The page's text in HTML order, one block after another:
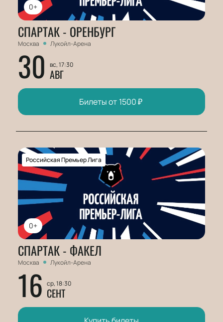
0+
СПАРТАК - ОРЕНБУРГ
Москва Лукойл-Арена
30 вс, 17:30
АВГ
Билеты от 1500₽
0+
Российская Премьер Лига
СПАРТАК - ФАКЕЛ
Москва Лукойл-Арена
16 ср, 18:30
СЕНТ